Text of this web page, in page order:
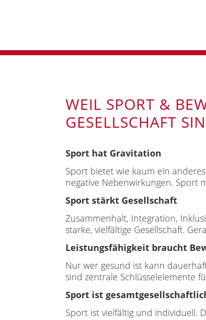
WEIL SPORT &
GESELLSCHAFT
Sport hat Gravitation
Sport bietet wie kaum ein
negative Nebenwirkungen. Sport
Sport stärkt Gesellschaft
Zusammenhalt, Integration,
starke, vielfältige Gesellschaft.
Leistungsfähigkeit braucht
Nur wer gesund ist kann
sind zentrale Schlüsselelemente
Sport ist
Sport ist vielfältig und individuell.